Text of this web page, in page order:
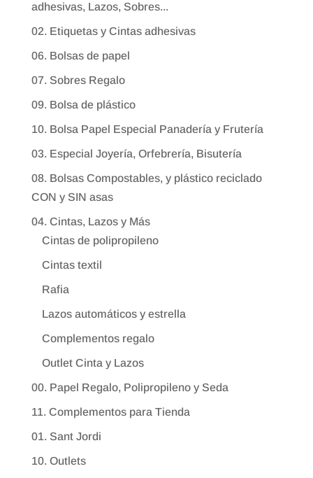
adhesivas, Lazos, Sobres...
02. Etiquetas y Cintas adhesivas
06. Bolsas de papel
07. Sobres Regalo
09. Bolsa de plástico
10. Bolsa Papel Especial Panadería y Frutería
03. Especial Joyería, Orfebrería, Bisutería
08. Bolsas Compostables, y plástico reciclado
CON y SIN asas
04. Cintas, Lazos y Más
Cintas de polipropileno
Cintas textil
Rafia
Lazos automáticos y estrella
Complementos regalo
Outlet Cinta y Lazos
00. Papel Regalo, Polipropileno y Seda
11. Complementos para Tienda
01. Sant Jordi
10. Outlets